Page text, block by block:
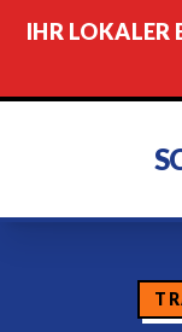
IHR LOKALER